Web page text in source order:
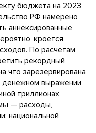
бюджета на 2023
РФ намерено
аннексированные
кроется
По расчетам
рекордный
что зарезервирована
денежном выражении
триллионах
— расходы,
национальной